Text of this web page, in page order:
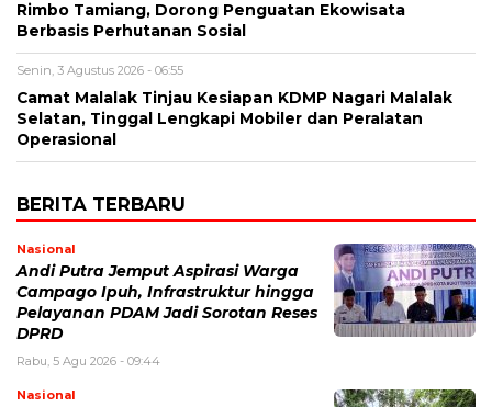
Rimbo Tamiang, Dorong Penguatan Ekowisata
Berbasis Perhutanan Sosial
Senin, 3 Agustus 2026 - 06:55
Camat Malalak Tinjau Kesiapan KDMP Nagari Malalak
Selatan, Tinggal Lengkapi Mobiler dan Peralatan
Operasional
BERITA TERBARU
Nasional
Andi Putra Jemput Aspirasi Warga
Campago Ipuh, Infrastruktur hingga
Pelayanan PDAM Jadi Sorotan Reses
DPRD
Rabu, 5 Agu 2026 - 09:44
Nasional